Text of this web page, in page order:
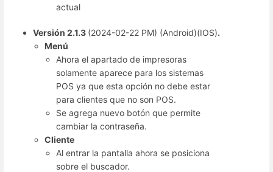
actual
Versión 2.1.3 (2024-02-22 PM) (Android)(IOS).
Menú
Ahora el apartado de impresoras
solamente aparece para los sistemas
POS ya que esta opción no debe estar
para clientes que no son POS.
Se agrega nuevo botón que permite
cambiar la contraseña.
Cliente
Al entrar la pantalla ahora se posiciona
sobre el buscador.